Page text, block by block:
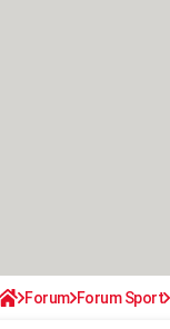
Forum Forum Sport